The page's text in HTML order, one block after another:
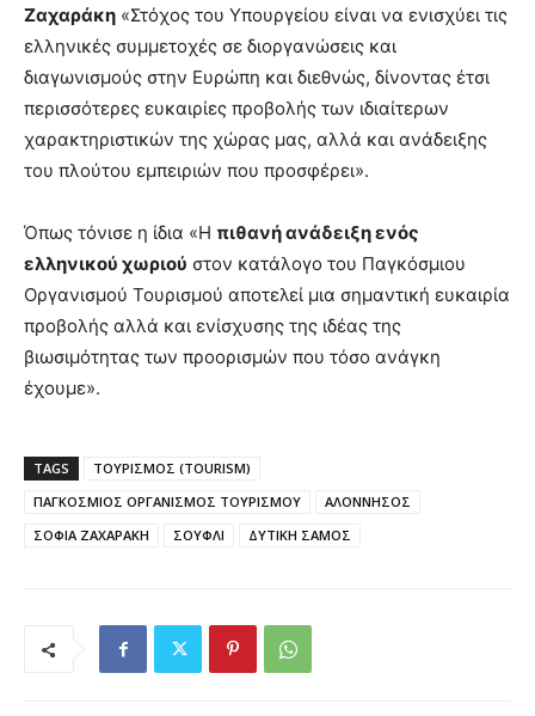
Ζαχαράκη «Στόχος του Υπουργείου είναι να ενισχύει τις
ελληνικές συμμετοχές σε διοργανώσεις και
διαγωνισμούς στην Ευρώπη και διεθνώς, δίνοντας έτσι
περισσότερες ευκαιρίες προβολής των ιδιαίτερων
χαρακτηριστικών της χώρας μας, αλλά και ανάδειξης
του πλούτου εμπειριών που προσφέρει».
Όπως τόνισε η ίδια «Η πιθανή ανάδειξη ενός
ελληνικού χωριού στον κατάλογο του Παγκόσμιου
Οργανισμού Τουρισμού αποτελεί μια σημαντική ευκαιρία
προβολής αλλά και ενίσχυσης της ιδέας της
βιωσιμότητας των προορισμών που τόσο ανάγκη
έχουμε».
TAGS
ΤΟΥΡΙΣΜΟΣ (TOURISM)
ΠΑΓΚΟΣΜΙΟΣ ΟΡΓΑΝΙΣΜΟΣ ΤΟΥΡΙΣΜΟΥ
ΑΛΟΝΝΗΣΟΣ
ΣΟΦΙΑ ΖΑΧΑΡΑΚΗ
ΣΟΥΦΛΙ ΔΥΤΙΚΗ ΣΑΜΟΣ